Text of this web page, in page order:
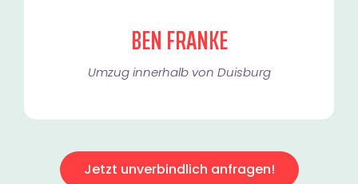
BEN FRANKE
Umzug innerhalb von Duisburg​
Jetzt unverbindlich anfragen!